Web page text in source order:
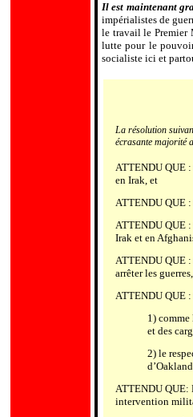
Il est maintenant
impérialistes de
le travail le Premier
lutte pour le
socialiste ici et
La résolution
écrasante majorité
ATTENDU QUE
en Irak, et
ATTENDU QUE :
ATTENDU QUE
Irak et en
ATTENDU QUE
arrêter les
ATTENDU QUE
1)
et des
2) le
d’
ATTENDU QUE:
intervention